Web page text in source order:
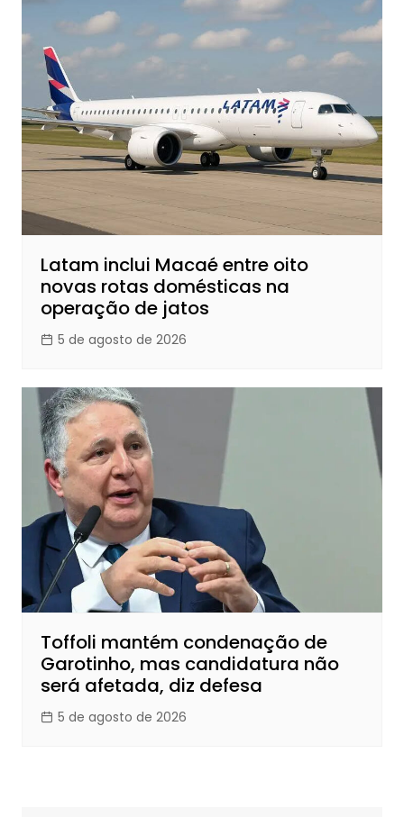
Latam inclui Macaé entre oito
novas rotas domésticas na
operação de jatos
5 de agosto de 2026
Toffoli mantém condenação de
Garotinho, mas candidatura não
será afetada, diz defesa
5 de agosto de 2026